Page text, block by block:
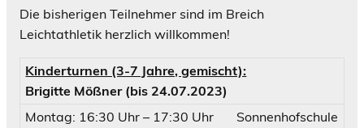
Die bisherigen Teilnehmer sind im Breich
Leichtathletik herzlich willkommen!
Kinderturnen (3-7 Jahre, gemischt):
Brigitte Mößner (bis 24.07.2023)
Montag: 16:30 Uhr – 17:30 Uhr
Sonnenhofschule